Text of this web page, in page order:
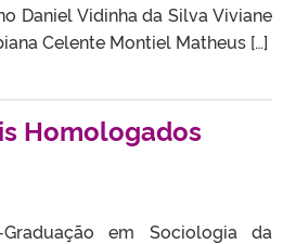
Daniel Vidinha da Silva Viviane
Celente Montiel Matheus […]
Homologados
em Sociologia da